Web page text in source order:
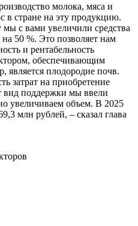
молока, мяса и
в стране на эту продукцию.
с вами увеличили средства
50 %. Это позволяет нам
и рентабельность
обеспечивающим
является плодородие почв.
затрат на приобретение
вид поддержки мы ввели
увеличиваем объем. В 2025
млн рублей, – сказал глава